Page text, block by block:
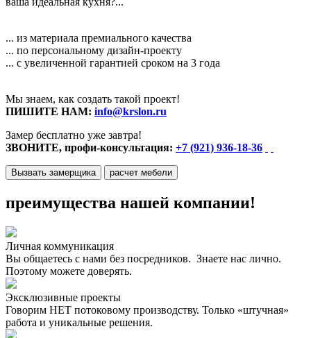
... из материала премиального качества
... по персональному дизайн-проекту
... с увеличенной гарантией сроком на 3 года
Мы знаем, как создать такой проект!
ПИШИТЕ НАМ: info@krslon.ru
Замер бесплатно уже завтра!
ЗВОНИТЕ, профи-консультация: +7 (921) 936-18-36
Вызвать замерщика расчет мебели
преимущества нашей компании!
Личная коммуникация
Вы общаетесь с нами без посредников. Знаете нас лично.
Поэтому можете доверять.
Эксклюзивные проекты
Говорим НЕТ потоковому производству. Только «штучная»
работа и уникальные решения.